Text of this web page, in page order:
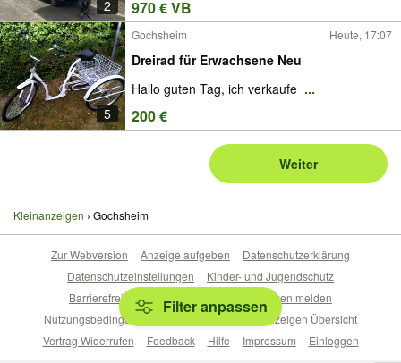
2 970 € VB
5
Gochsheim Heute, 17:07
Dreirad für Erwachsene Neu
Hallo guten Tag, ich verkaufe ...
200 €
Weiter
Kleinanzeigen Gochsheim
Filter anpassen
Zur Webversion Anzeige aufgeben
Datenschutzerklärung
Datenschutzeinstellungen
Kinder- und Jugendschutz
Barrierefreiheitserklärung
Sicherheitslücken melden
Nutzungsbedingungen
Beliebte Suchen
Anzeigen Übersicht
Vertrag Widerrufen
Feedback Hilfe Impressum Einloggen